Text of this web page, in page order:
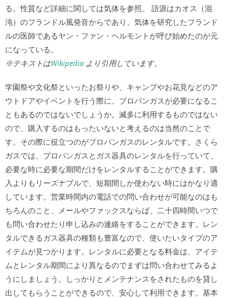
る。性質など詳細に関しては気体を参照。 語源はカオス（混
沌）のフランドル風発音からであり、気体を研究したフランド
ルの医師であるヤン・ファン・ヘルモントが呼び始めたのが元
になっている。
※テキストはWikipedia より引用しています。
学園祭や文化祭といったお祭りや、キャンプやお花見などのア
ウトドアやイベントを行う際に、プロパンガスが必要になるこ
ともあるのではないでしょうか。滅多に利用するものではない
ので、購入するのはもったいないと考えるのは当然のことで
す。その際に役立つのがプロパンガスのレンタルです。さくら
ガスでは、プロパンガスとガス器具のレンタルを行っていて、
必要な時に必要な期間だけをレンタルすることができます。購
入よりもリーズナブルで、短期間しか使わない時にはかなり適
しています。営業時間内の電話での問い合わせが可能なのはも
ちろんのこと、メールやファックスならば、二十四時間いつで
も問い合わせたり申し込みの連絡をすることができます。レン
タルできるガス器具の種類も豊富なので、使いたいタイプのア
イテムが見つかります。レンタルに必要となる料金は、アイテ
ムとレンタル期間により異なるのでまずは問い合わせてみるよ
うにしましょう。しっかりとメンテナンスをされたものを貸し
出してもらうことができるので、安心して利用できます。基本